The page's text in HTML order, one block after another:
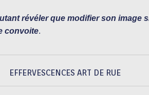
révéler que modifier son image
convoite.
EFFERVESCENCES ART DE RUE